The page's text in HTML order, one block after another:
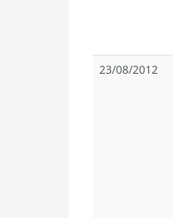
23/08/2012